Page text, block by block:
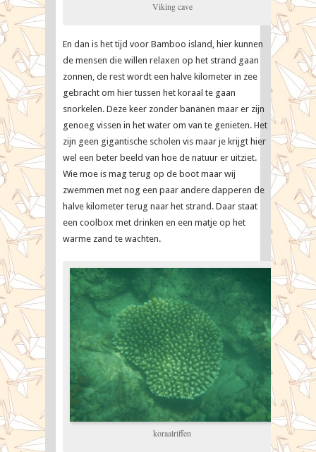
Viking cave
En dan is het tijd voor Bamboo island, hier kunnen
de mensen die willen relaxen op het strand gaan
zonnen, de rest wordt een halve kilometer in zee
gebracht om hier tussen het koraal te gaan
snorkelen. Deze keer zonder bananen maar er zijn
genoeg vissen in het water om van te genieten. Het
zijn geen gigantische scholen vis maar je krijgt hier
wel een beter beeld van hoe de natuur er uitziet.
Wie moe is mag terug op de boot maar wij
zwemmen met nog een paar andere dapperen de
halve kilometer terug naar het strand. Daar staat
een coolbox met drinken en een matje op het
warme zand te wachten.
koraalriffen